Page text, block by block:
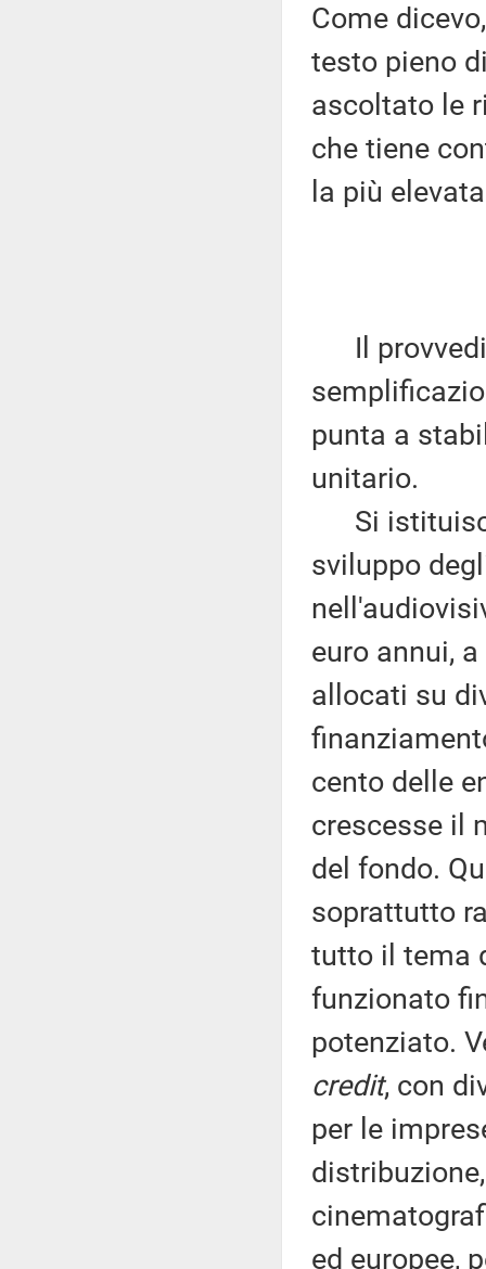
Come
testo pieno
ascoltato le
che tiene
la più
Il
punta a
unitario.
Si
sviluppo
euro annui,
allocati su
cento delle
crescesse il
del fondo.
soprattutto
tutto il tema
funzionato
potenziato.
credit, con
per le
ed europee,